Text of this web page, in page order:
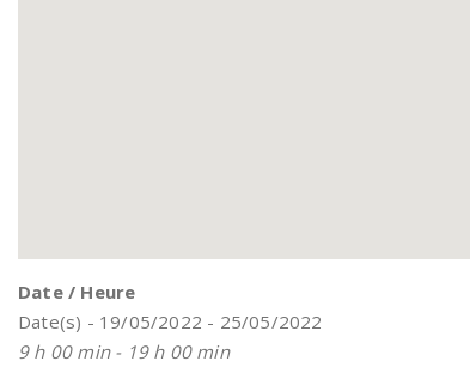
Date / Heure
Date(s) - 19/05/2022 - 25/05/2022
9 h 00 min - 19 h 00 min